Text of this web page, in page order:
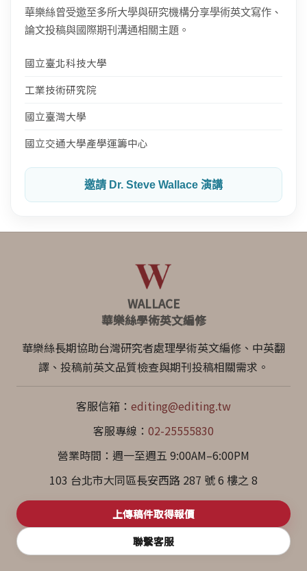
華樂絲曾受邀至多所大學與研究機構分享學術英文寫作、
論文投稿與國際期刊溝通相關主題。
國立臺北科技大學
工業技術研究院
國立臺灣大學
國立交通大學產學運籌中心
邀請 Dr. Steve Wallace 演講
WALLACE
華樂絲學術英文編修
華樂絲長期協助台灣研究者處理學術英文編修、中英翻
譯、投稿前英文品質檢查與期刊投稿相關需求。
客服信箱： editing@editing.tw
客服專線： 02-25555830
營業時間：週一至週五 9:00AM–6:00PM
103 台北市大同區長安西路 287 號 6 樓之 8
上傳稿件取得報價
聯繫客服